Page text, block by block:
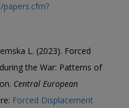
L. (2023). Forced
the War: Patterns of
Central European
Forced Displacement